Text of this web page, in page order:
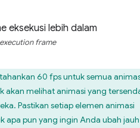
frame
60 fps untuk semua
akan melihat animasi yang
Pastikan setiap elemen animasi
apa pun yang ingin Anda ubah jauh